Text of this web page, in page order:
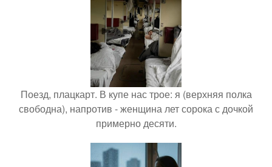
Поезд, плацкарт. В купе нас трое: я (верхняя полка
свободна), напротив - женщина лет сорока с дочкой
примерно десяти.